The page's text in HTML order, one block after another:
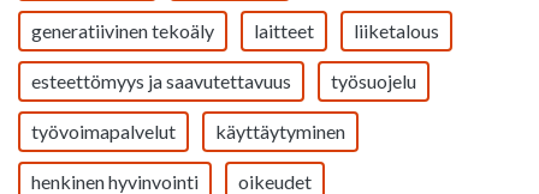
generatiivinen tekoäly laitteet liiketalous
esteettömyys ja saavutettavuus työsuojelu
työvoimapalvelut käyttäytyminen
henkinen hyvinvointi oikeudet